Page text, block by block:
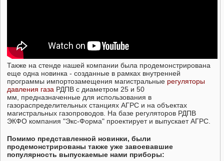
Также на стенде нашей компании была продемонстрирована
еще одна новинка - созданные в рамках внутренней
программы импортозамещения магистральные регуляторы
давления газа РДПВ с диаметром 25 и 50
мм, предназначенные для использования в
газораспределительных станциях АГРС и на объектах
магистральных газопроводов. На базе регуляторов РДПВ
ЭКФО компания "Экс-Форма" проектирует и выпускает АГРС.
Помимо представленной новинки, были
продемонстрированы также уже завоевавшие
популярность выпускаемые нами приборы: